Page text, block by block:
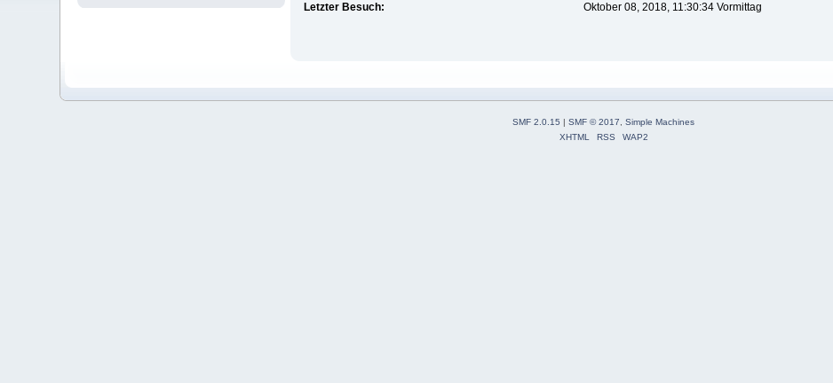
Letzter Besuch:
Oktober 08, 2018, 11:30:34 Vormittag
SMF 2.0.15 | SMF © 2017, Simple Machines
XHTML
RSS WAP2